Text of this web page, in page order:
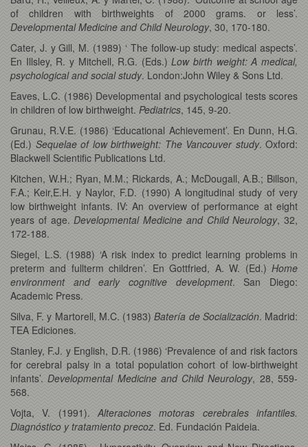
of children with birthweights of 2000 grams. or less’.
Developmental Medicine and Child Neurology, 30, 170-180.
Cater, J. y Gill, M. (1989) ‘ The follow-up study: medical aspects’.
En Illsley, R. y Mitchell, R.G. (Eds.)Low birth weight: A medical,
psychological and social study. London:John Wiley & Sons Ltd.
Eaves, L.C. (1986) Developmental and psychological tests scores
in children of low birthweight. Pediatrics, 145, 9-20.
Grunau, R.V.E. (1986) ‘Educational Achievement’. En Dunn, H.G.
(Ed.) Sequelae of low birthweight: The Vancouver study. Oxford:
Blackwell Scientific Publications Ltd.
Kitchen, W.H.; Ryan, M.M.; Rickards, A.; McDougall, A.B.; Billson,
F.A.; Keir,E.H. y Naylor, F.D. (1990) A longitudinal study of very
low birthweight infants. IV: An overview of performance at eight
years of age. Developmental Medicine and Child Neurology, 32,
172-188.
Siegel, L.S. (1988) ‘A risk index to predict learning problems in
preterm and fullterm children’. En Gottfried, A. W. (Ed.) Home
environment and early cognitive development. San Diego:
Academic Press.
Silva, F. y Martorell, M.C. (1983)Batería de Socialización. Madrid:
TEA Ediciones.
Stanley, F.J. y English, D.R. (1986) ‘Prevalence of and risk factors
for cerebral palsy in a total population cohort of low-birthweight
infants’. Developmental Medicine and Child Neurology, 28, 559-
568.
Vojta, V. (1991). Alteraciones motoras cerebrales infantiles.
Diagnóstico y tratamiento precoz. Ed. Fundación Paideia.